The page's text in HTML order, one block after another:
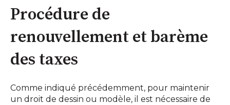
Procédure de
renouvellement et barème
des taxes
Comme indiqué précédemment, pour maintenir
un droit de dessin ou modèle, il est nécessaire de